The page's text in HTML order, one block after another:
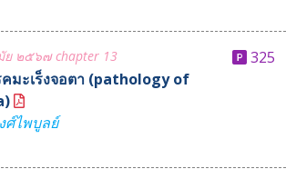
ย ๒๕๖๗ chapter 13
325
มะเร็งจอตา (pathology of
ศ์ไพบูลย์